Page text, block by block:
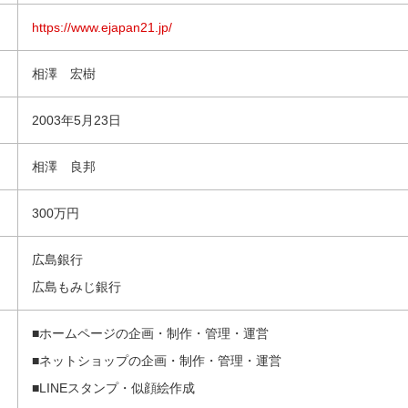
https://www.ejapan21.jp/
相澤 宏樹
2003年5月23日
相澤 良邦
300万円
広島銀行
広島もみじ銀行
■ホームページの企画・制作・管理・運営
■ネットショップの企画・制作・管理・運営
■LINEスタンプ・似顔絵作成